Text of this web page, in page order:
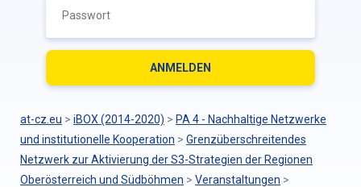
at-cz.eu > iBOX (2014-2020) > PA 4 - Nachhaltige Netzwerke
und institutionelle Kooperation > Grenzüberschreitendes
Netzwerk zur Aktivierung der S3-Strategien der Regionen
Oberösterreich und Südböhmen > Veranstaltungen >